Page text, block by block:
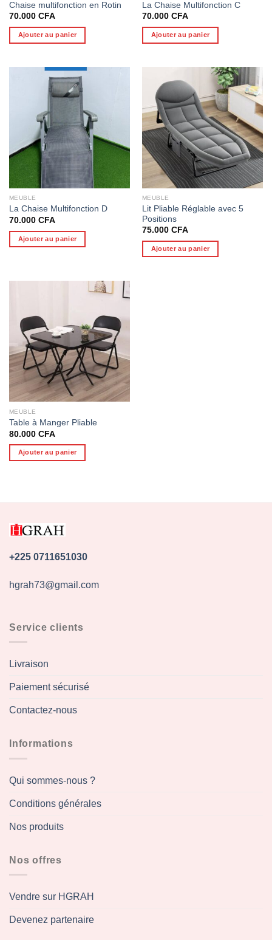
Chaise multifonction en Rotin
70.000 CFA
Ajouter au panier
La Chaise Multifonction C
70.000 CFA
Ajouter au panier
MEUBLE
La Chaise Multifonction D
70.000 CFA
Ajouter au panier
MEUBLE
Lit Pliable Réglable avec 5
Positions
75.000 CFA
Ajouter au panier
MEUBLE
Table à Manger Pliable
80.000 CFA
Ajouter au panier
+225 0711651030
hgrah73@gmail.com
Service clients
Livraison
Paiement sécurisé
Contactez-nous
Informations
Qui sommes-nous ?
Conditions générales
Nos produits
Nos offres
Vendre sur HGRAH
Devenez partenaire